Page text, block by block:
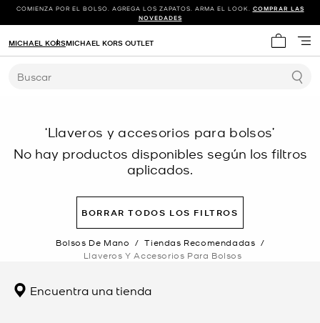
COMIENZA POR EL BOLSO. AGREGA LOS ZAPATOS. ARMA EL LOOK. COMPRAR LAS
NOVEDADES
Mi
MICHAEL KORSMICHAEL KORS OUTLET
Buscar
‘Llaveros y accesorios para bolsos’
No hay productos disponibles según los filtros
aplicados.
BORRAR TODOS LOS FILTROS
Bolsos De Mano / Tiendas Recomendadas /
Llaveros Y Accesorios Para Bolsos
Encuentra una tienda